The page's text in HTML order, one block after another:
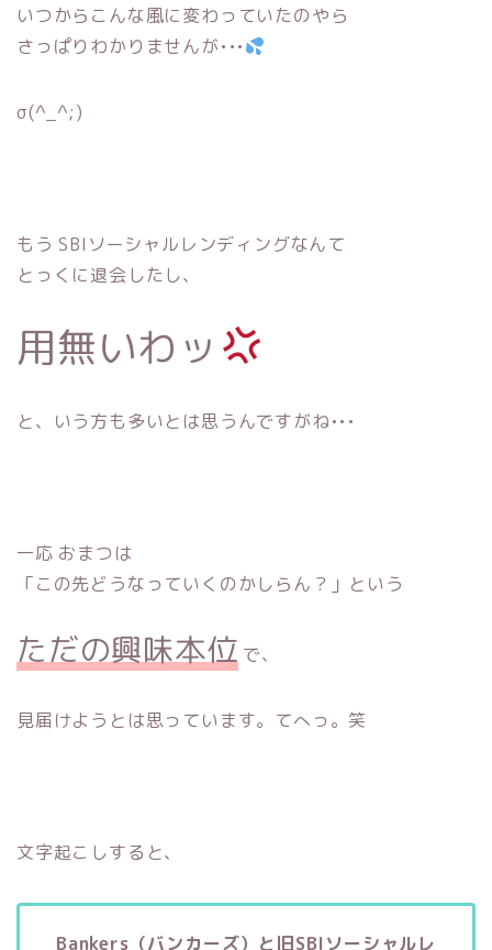
いつからこんな風に変わっていたのやら
さっぱりわかりませんが•••
σ(^_^;)
もう SBIソーシャルレンディングなんて
とっくに退会したし、
用無いわッ
と、いう方も多いとは思うんですがね•••
一応 おまつは
「この先どうなっていくのかしらん？」という
ただの興味本位 で、
見届けようとは思っています。てへっ。笑
文字起こしすると、
Bankers（バンカーズ）と旧SBIソーシャルレ